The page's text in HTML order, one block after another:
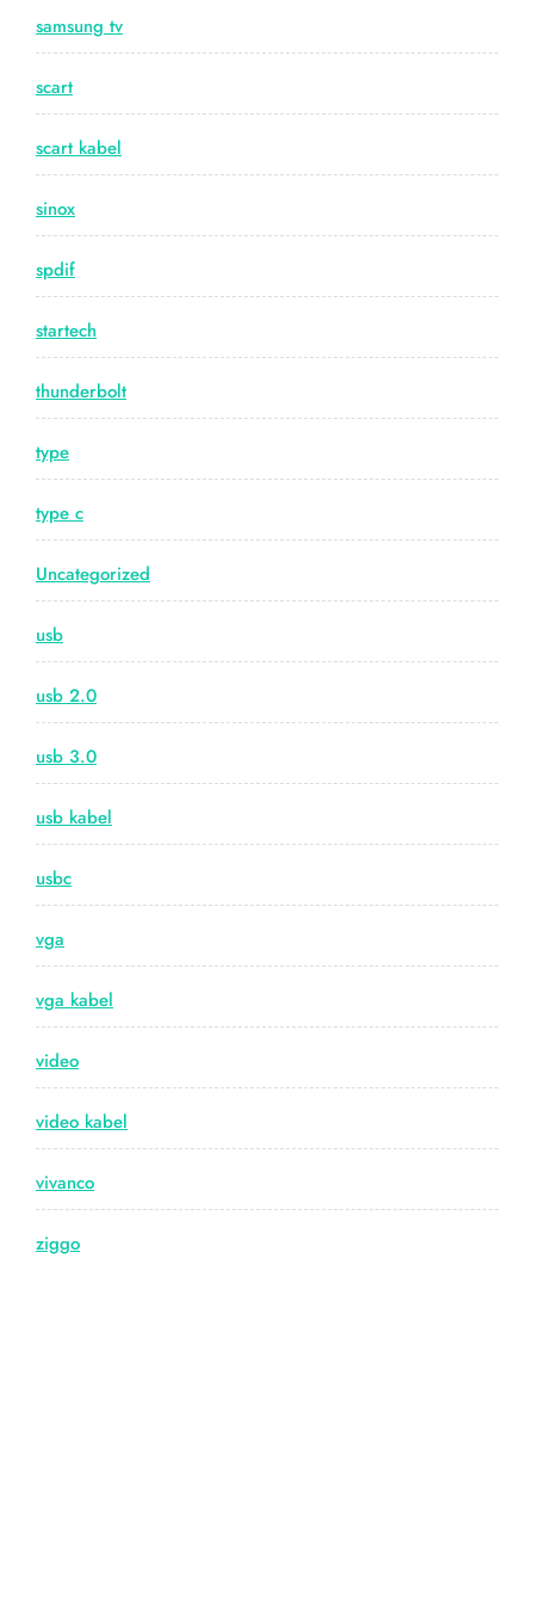
samsung tv
scart
scart kabel
sinox
spdif
startech
thunderbolt
type
type c
Uncategorized
usb
usb 2.0
usb 3.0
usb kabel
usbc
vga
vga kabel
video
video kabel
vivanco
ziggo